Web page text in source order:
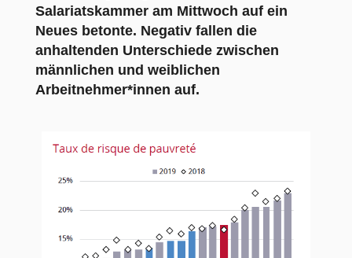
Salariatskammer am Mittwoch auf ein
Neues betonte. Negativ fallen die
anhaltenden Unterschiede zwischen
männlichen und weiblichen
Arbeitnehmer*innen auf.